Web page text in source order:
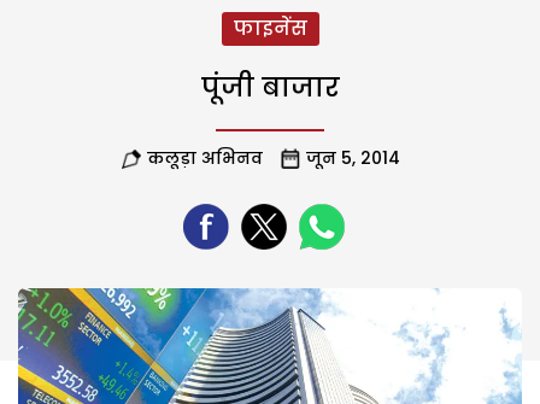
फाइनेंस
पूंजी बाजार
कलूड़ा अभिनव जून 5, 2014